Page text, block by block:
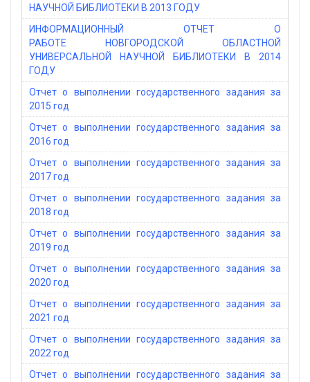
НАУЧНОЙ БИБЛИОТЕКИ В 2013 ГОДУ
ИНФОРМАЦИОННЫЙ ОТЧЕТ О
РАБОТЕ НОВГОРОДСКОЙ ОБЛАСТНОЙ
УНИВЕРСАЛЬНОЙ НАУЧНОЙ БИБЛИОТЕКИ В 2014
ГОДУ
Отчет о выполнении государственного задания за
2015 год
Отчет о выполнении государственного задания за
2016 год
Отчет о выполнении государственного задания за
2017 год
Отчет о выполнении государственного задания за
2018 год
Отчет о выполнении государственного задания за
2019 год
Отчет о выполнении государственного задания за
2020 год
Отчет о выполнении государственного задания за
2021 год
Отчет о выполнении государственного задания за
2022 год
Отчет о выполнении государственного задания за